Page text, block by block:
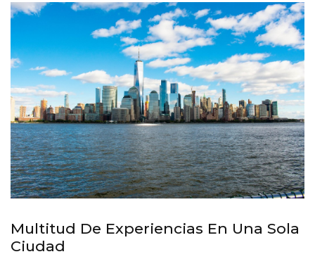
Multitud De Experiencias En Una Sola
Ciudad